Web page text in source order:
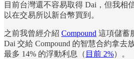
目前台灣還不容易取得 Dai，但我相
以在交易所以新台幣買到。
之前我曾經介紹 Compound 這項儲蓄
Dai 交給 Compound 的智慧合約拿去
最多 14% 的浮動利息（ 目前 2%）。